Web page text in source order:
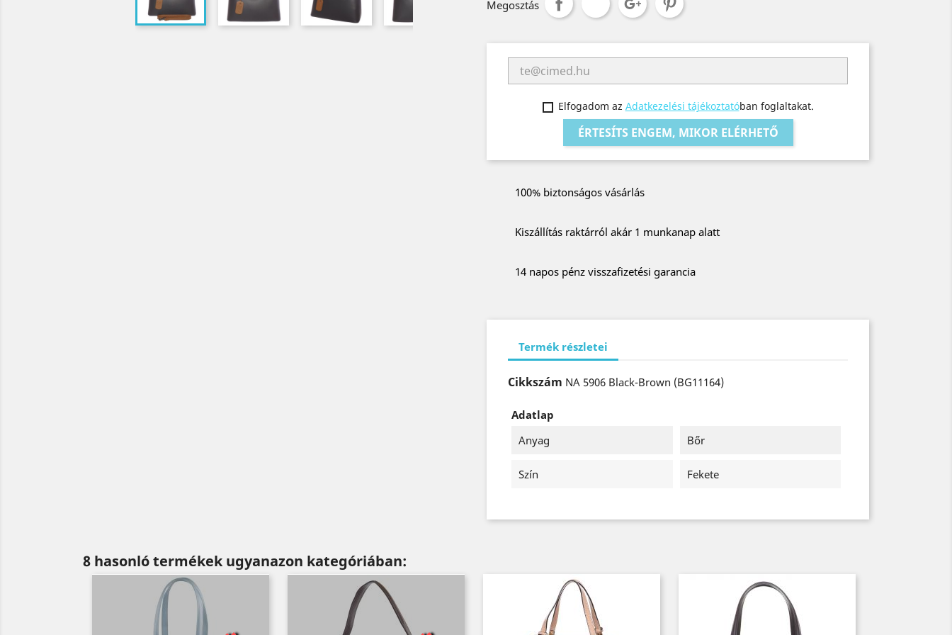
Megosztás
Elfogadom az Adatkezelési tájékoztatóban foglaltakat.
ÉRTESÍTS ENGEM, MIKOR ELÉRHETŐ
100% biztonságos vásárlás
Kiszállítás raktárról akár 1 munkanap alatt
14 napos pénz visszafizetési garancia
Termék részletei
Cikkszám NA 5906 Black-Brown (BG11164)
Adatlap
Anyag
Bőr
Szín Fekete
8 hasonló termékek ugyanazon kategóriában: